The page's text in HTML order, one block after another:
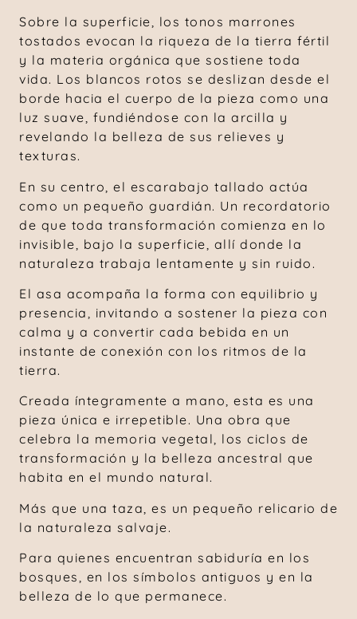
Sobre la superficie, los tonos marrones
tostados evocan la riqueza de la tierra fértil
y la materia orgánica que sostiene toda
vida. Los blancos rotos se deslizan desde el
borde hacia el cuerpo de la pieza como una
luz suave, fundiéndose con la arcilla y
revelando la belleza de sus relieves y
texturas.
En su centro, el escarabajo tallado actúa
como un pequeño guardián. Un recordatorio
de que toda transformación comienza en lo
invisible, bajo la superficie, allí donde la
naturaleza trabaja lentamente y sin ruido.
El asa acompaña la forma con equilibrio y
presencia, invitando a sostener la pieza con
calma y a convertir cada bebida en un
instante de conexión con los ritmos de la
tierra.
Creada íntegramente a mano, esta es una
pieza única e irrepetible. Una obra que
celebra la memoria vegetal, los ciclos de
transformación y la belleza ancestral que
habita en el mundo natural.
Más que una taza, es un pequeño relicario de
la naturaleza salvaje.
Para quienes encuentran sabiduría en los
bosques, en los símbolos antiguos y en la
belleza de lo que permanece.